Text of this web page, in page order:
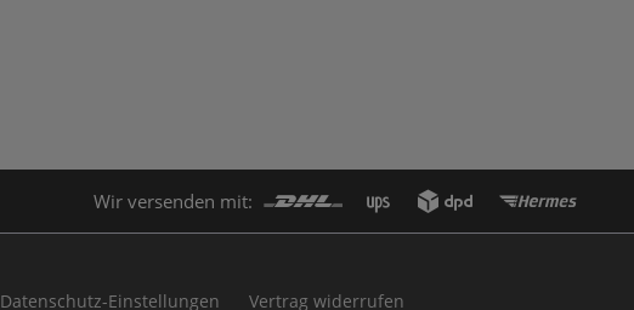
Wir versenden mit:
Datenschutz-Einstellungen Vertrag widerrufen